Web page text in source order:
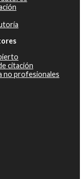
citación
no profesionales